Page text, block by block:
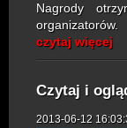
Nagrody
organizatorów.
czytaj więcej
Czytaj i
2013-06-12